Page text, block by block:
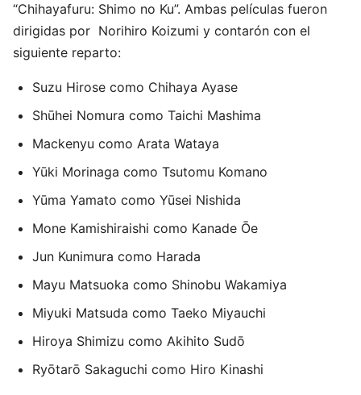
“Chihayafuru: Shimo no Ku”. Ambas películas fueron
dirigidas por Norihiro Koizumi y contarón con el
siguiente reparto:
Suzu Hirose como Chihaya Ayase
Shūhei Nomura como Taichi Mashima
Mackenyu como Arata Wataya
Yūki Morinaga como Tsutomu Komano
Yūma Yamato como Yūsei Nishida
Mone Kamishiraishi como Kanade Ōe
Jun Kunimura como Harada
Mayu Matsuoka como Shinobu Wakamiya
Miyuki Matsuda como Taeko Miyauchi
Hiroya Shimizu como Akihito Sudō
Ryōtarō Sakaguchi como Hiro Kinashi